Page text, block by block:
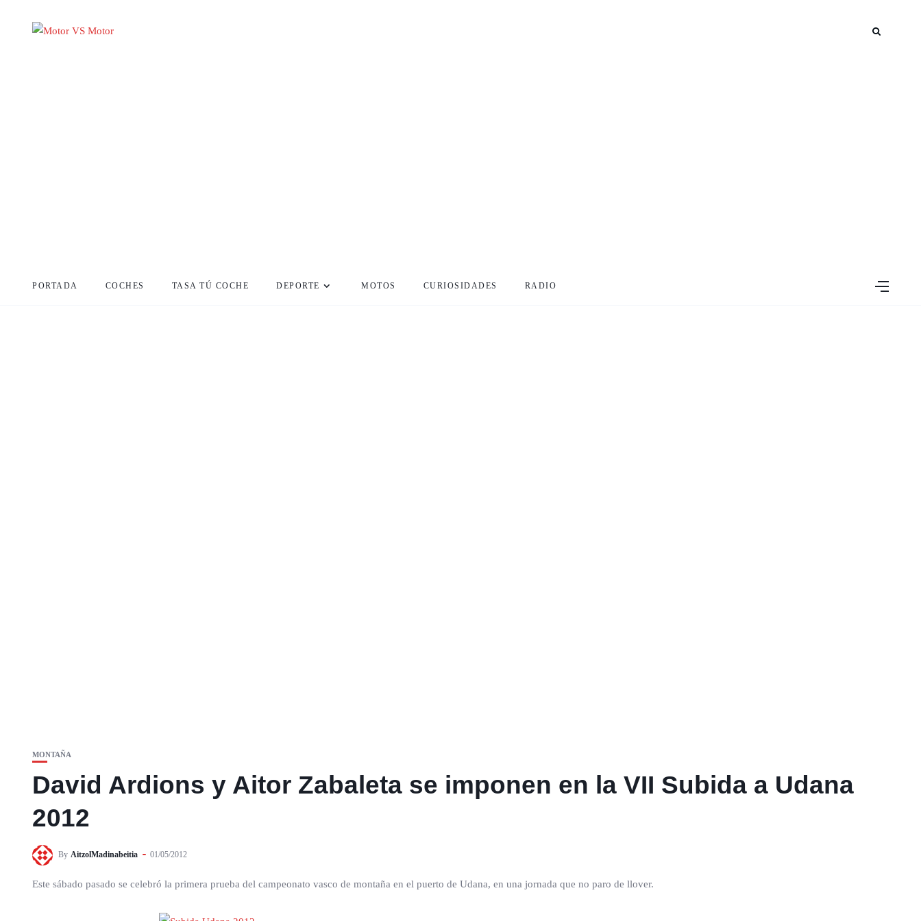
PORTADA COCHES TASA TÚ COCHE DEPORTE MOTOS CURIOSIDADES RADIO
MONTAÑA
David Ardions y Aitor Zabaleta se imponen en la VII Subida a Udana
2012
By AitzolMadinabeitia 01/05/2012
Este sábado pasado se celebró la primera prueba del campeonato vasco de montaña en el puerto de Udana, en una jornada que no paro de llover.